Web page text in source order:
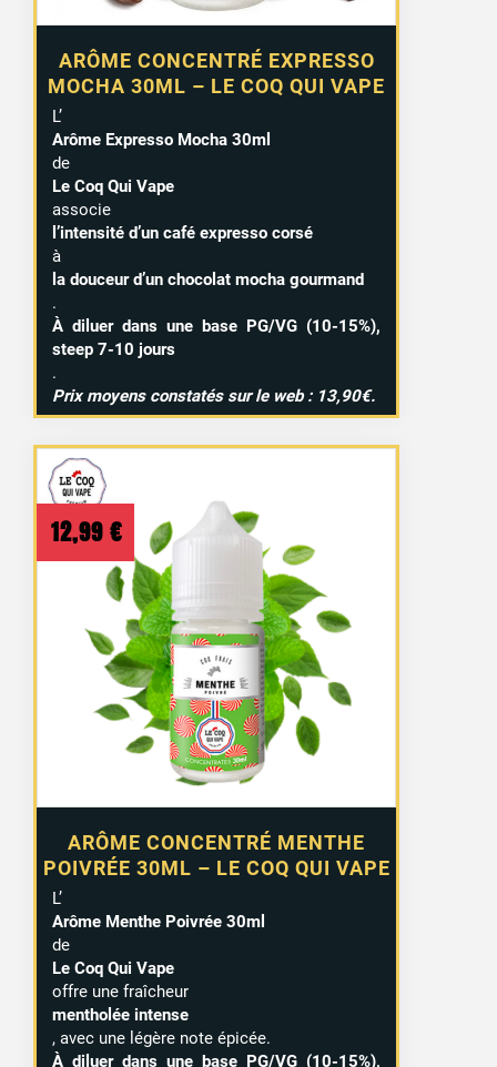
ARÔME CONCENTRÉ EXPRESSO
MOCHA 30ML – LE COQ QUI VAPE
L’
Arôme Expresso Mocha 30ml
de
Le Coq Qui Vape
associe
l’intensité d’un café expresso corsé
à
la douceur d’un chocolat mocha gourmand
.
À diluer dans une base PG/VG (10-15%),
steep 7-10 jours
.
Prix moyens constatés sur le web : 13,90€.
ARÔME CONCENTRÉ MENTHE
POIVRÉE 30ML – LE COQ QUI VAPE
12,99 €
L’
Arôme Menthe Poivrée 30ml
de
Le Coq Qui Vape
offre une fraîcheur
mentholée intense
, avec une légère note épicée.
À diluer dans une base PG/VG (10-15%),